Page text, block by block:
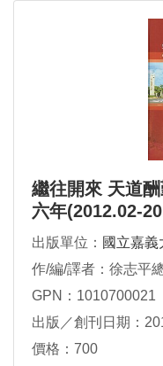
繼往開來 天道
六年(2012.02-
出版單位： 國立嘉義
作/編/譯者：徐志平
GPN：1010700021
出版／創刊日期：
價格：700